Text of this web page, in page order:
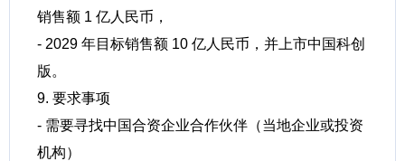
销售额 1 亿人民币，
- 2029 年目标销售额 10 亿人民币，并上市中国科创
版。
9. 要求事项
- 需要寻找中国合资企业合作伙伴（当地企业或投资
机构）